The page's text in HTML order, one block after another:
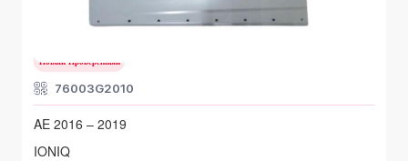
HYUNDAI IONIQ
Новый Проверенный
76003G2010
AE 2016 – 2019
IONIQ